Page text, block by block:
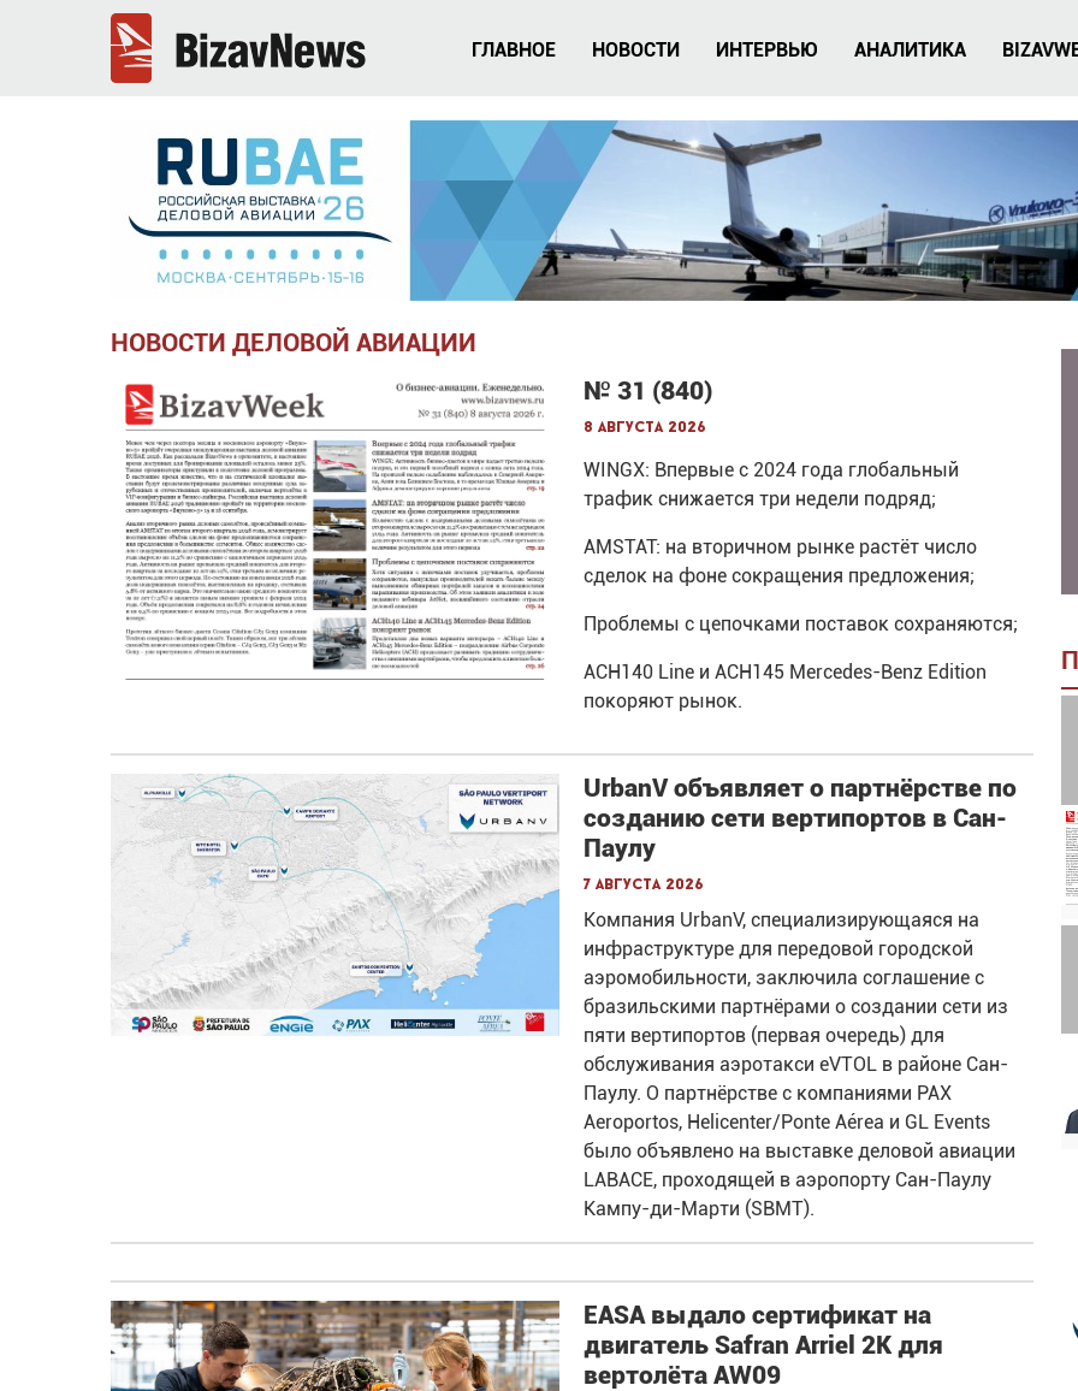
ГЛАВНОЕ НОВОСТИ ИНТЕРВЬЮ АНАЛИТИКА
НОВОСТИ ДЕЛОВОЙ АВИАЦИИ
№ 31 (840)
8 августа 2026
WINGX: Впервые с 2024 года глобальный
трафик снижается три недели подряд;
AMSTAT: на вторичном рынке растёт число
сделок на фоне сокращения предложения;
Проблемы с цепочками поставок сохраняются;
ACH140 Line и ACH145 Mercedes-Benz Edition
покоряют рынок.
UrbanV объявляет о партнёрстве по
созданию сети вертипортов в Сан-
Паулу
7 августа 2026
Компания UrbanV, специализирующаяся на
инфраструктуре для передовой городской
аэромобильности, заключила соглашение с
бразильскими партнёрами о создании сети из
пяти вертипортов (первая очередь) для
обслуживания аэротакси eVTOL в районе Сан-
Паулу. О партнёрстве с компаниями PAX
Aeroportos, Helicenter/Ponte Aérea и GL Events
было объявлено на выставке деловой авиации
LABACE, проходящей в аэропорту Сан-Паулу
Кампу-ди-Марти (SBMT).
EASA выдало сертификат на
двигатель Safran Arriel 2K для
вертолёта AW09